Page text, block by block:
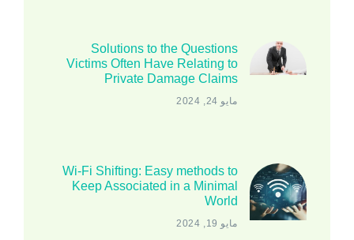
Solutions to the Questions
Victims Often Have Relating to
Private Damage Claims
مايو 24, 2024
Wi-Fi Shifting: Easy methods to
Keep Associated in a Minimal
World
مايو 19, 2024